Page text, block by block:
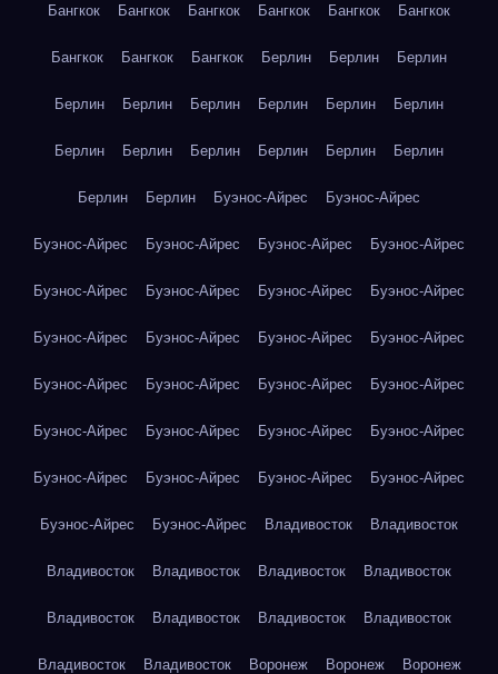
Бангкок Бангкок Бангкок Бангкок Бангкок Бангкок
Бангкок Бангкок Бангкок Берлин Берлин Берлин
Берлин Берлин Берлин Берлин Берлин Берлин
Берлин Берлин Берлин Берлин Берлин Берлин
Берлин Берлин Буэнос-Айрес Буэнос-Айрес
Буэнос-Айрес Буэнос-Айрес Буэнос-Айрес Буэнос-Айрес
Буэнос-Айрес Буэнос-Айрес Буэнос-Айрес Буэнос-Айрес
Буэнос-Айрес Буэнос-Айрес Буэнос-Айрес Буэнос-Айрес
Буэнос-Айрес Буэнос-Айрес Буэнос-Айрес Буэнос-Айрес
Буэнос-Айрес Буэнос-Айрес Буэнос-Айрес Буэнос-Айрес
Буэнос-Айрес Буэнос-Айрес Буэнос-Айрес Буэнос-Айрес
Буэнос-Айрес Буэнос-Айрес Владивосток Владивосток
Владивосток Владивосток Владивосток Владивосток
Владивосток Владивосток Владивосток Владивосток
Владивосток Владивосток Воронеж Воронеж Воронеж